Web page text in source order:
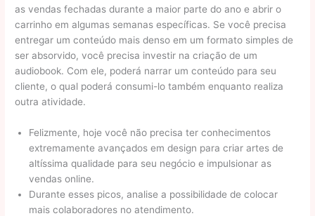
as vendas fechadas durante a maior parte do ano e abrir o
carrinho em algumas semanas específicas. Se você precisa
entregar um conteúdo mais denso em um formato simples de
ser absorvido, você precisa investir na criação de um
audiobook. Com ele, poderá narrar um conteúdo para seu
cliente, o qual poderá consumi-lo também enquanto realiza
outra atividade.
Felizmente, hoje você não precisa ter conhecimentos
extremamente avançados em design para criar artes de
altíssima qualidade para seu negócio e impulsionar as
vendas online.
Durante esses picos, analise a possibilidade de colocar
mais colaboradores no atendimento.